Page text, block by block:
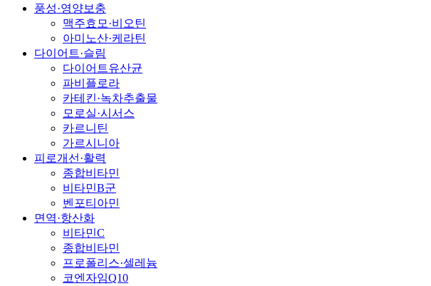
풍성·영양보충
맥주효모·비오틴
아미노산·케라틴
다이어트·슬림
다이어트유산균
파비플로라
카테킨·녹차추출물
모로실·시서스
카르니틴
가르시니아
피로개선·활력
종합비타민
비타민B군
벤포티아민
면역·항산화
비타민C
종합비타민
프로폴리스·셀레늄
코엔자임Q10